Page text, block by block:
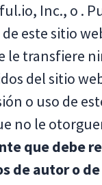
Inc., o .
este sitio
le transfiere
del sitio
o uso de
no le
que debe
de autor o